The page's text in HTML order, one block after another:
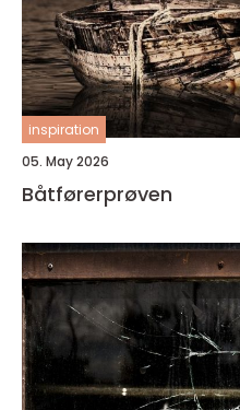
inspiration
05. May 2026
Båtførerprøven